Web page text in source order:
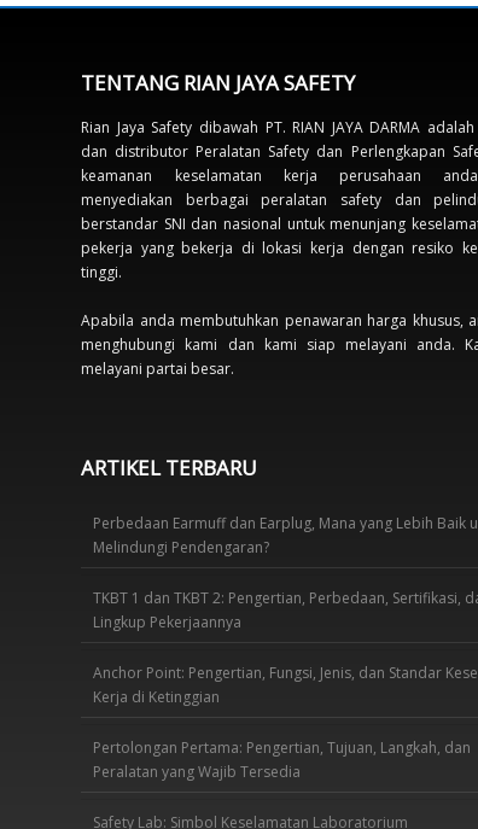
TENTANG RIAN JAYA SAFETY
Rian Jaya Safety dibawah PT. RIAN JAYA DARMA
dan distributor Peralatan Safety dan Perlengkapan
keamanan keselamatan kerja perusahaan
menyediakan berbagai peralatan safety dan
berstandar SNI dan nasional untuk menunjang
pekerja yang bekerja di lokasi kerja dengan resiko
tinggi.
Apabila anda membutuhkan penawaran harga khusus,
menghubungi kami dan kami siap melayani anda.
melayani partai besar.
ARTIKEL TERBARU
Perbedaan Earmuff dan Earplug, Mana yang Lebih Baik
Melindungi Pendengaran?
TKBT 1 dan TKBT 2: Pengertian, Perbedaan, Sertifikasi,
Lingkup Pekerjaannya
Anchor Point: Pengertian, Fungsi, Jenis, dan Standar
Kerja di Ketinggian
Pertolongan Pertama: Pengertian, Tujuan, Langkah, dan
Peralatan yang Wajib Tersedia
Safety Lab: Simbol Keselamatan Laboratorium